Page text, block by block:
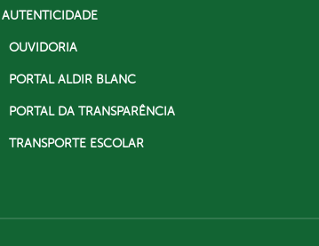
AUTENTICIDADE
OUVIDORIA
PORTAL ALDIR BLANC
PORTAL DA TRANSPARÊNCIA
TRANSPORTE ESCOLAR